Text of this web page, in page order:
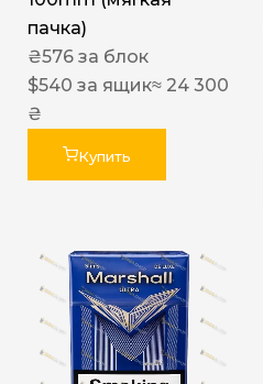
пачка)
₴576 за блок
$540 за ящик≈ 24 300
₴
Купить